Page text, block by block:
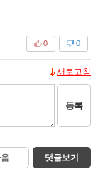
0
0
새로고침
등록
댓글보기